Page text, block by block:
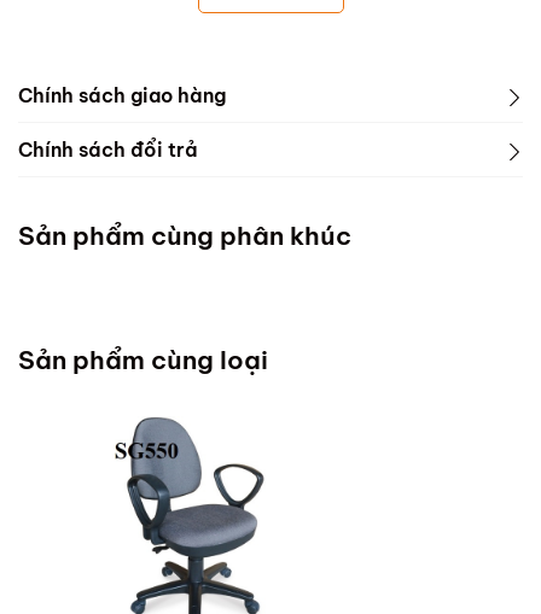
Chính sách giao hàng
Chính sách đổi trả
Sản phẩm cùng phân khúc
Sản phẩm cùng loại